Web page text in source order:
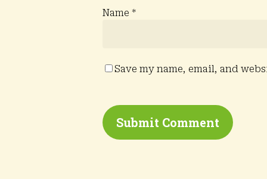
Name *
Save my name, email, and